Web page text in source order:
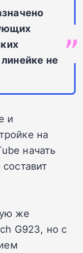
не
и
на
начать
же
G923, но с